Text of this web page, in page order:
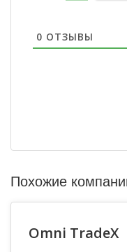
0 ОТЗЫВЫ
Похожие
Omni TradeX